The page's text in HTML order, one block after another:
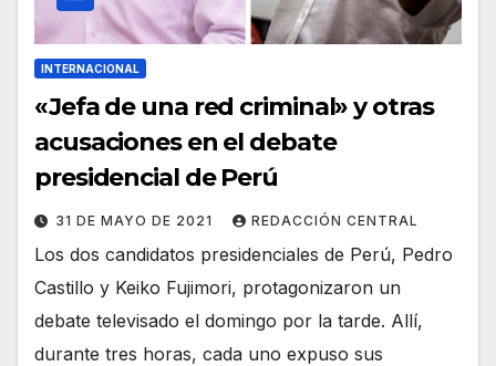
INTERNACIONAL
«Jefa de una red criminal» y otras
acusaciones en el debate
presidencial de Perú
31 DE MAYO DE 2021 REDACCIÓN CENTRAL
Los dos candidatos presidenciales de Perú, Pedro
Castillo y Keiko Fujimori, protagonizaron un
debate televisado el domingo por la tarde. Allí,
durante tres horas, cada uno expuso sus